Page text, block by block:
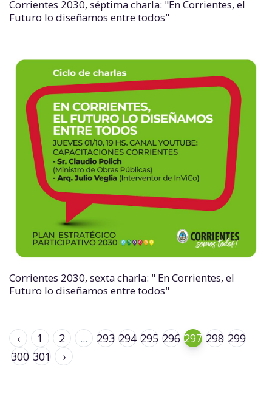
Corrientes 2030, séptima charla: "En Corrientes, el
Futuro lo diseñamos entre todos"
Corrientes 2030, sexta charla: " En Corrientes, el
Futuro lo diseñamos entre todos"
‹ 1 2 ... 293 294 295 296 297 298 299
300 301 ›